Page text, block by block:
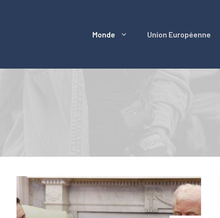
Monde Union Européenne